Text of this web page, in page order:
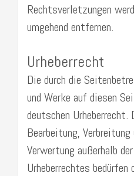
Rechtsverletzungen
umgehend entfernen.
Urheberrecht
Die durch die
und Werke auf diesen
deutschen
Bearbeitung,
Verwertung außerhalb
Urheberrechtes